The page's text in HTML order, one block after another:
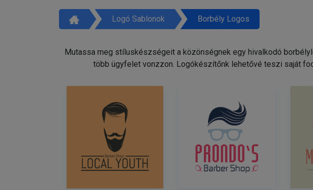
Logó Sablonok Borbély Logos
Mutassa meg stíluskészségeit a közönségnek egy hivalkodó
több ügyfelet vonzzon. Logókészítőnk lehetővé teszi saját